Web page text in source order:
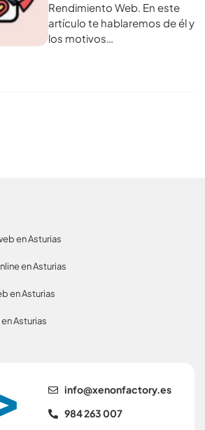
Rendimiento Web. En este
artículo te hablaremos de él y
los motivos…
se.yrotcafnonex@ofni
984 263 007
en Asturias
en Asturias
en Asturias
Asturias